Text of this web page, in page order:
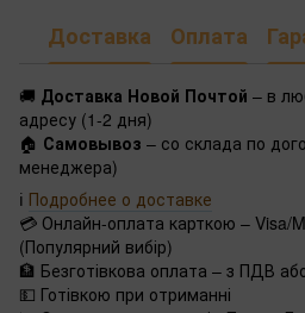
Доставка Оплата
🚚 Доставка Новой Почтой – в
адресу (1-2 дня)
🏠 Самовывоз – со склада по
менеджера)
ℹ️ Подробнее о доставке
💳 Онлайн-оплата карткою – Visa/
(Популярний вибір)
🏦 Безготівкова оплата – з ПДВ
💵 Готівкою при отриманні